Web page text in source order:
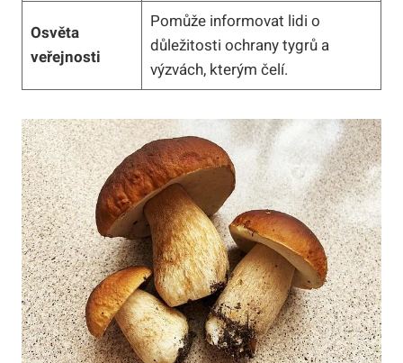
Osvěta
veřejnosti
Pomůže informovat lidi o
důležitosti ochrany tygrů a
výzvách, kterým čelí.